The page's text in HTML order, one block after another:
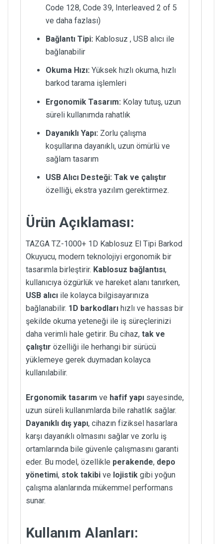
Code 128, Code 39, Interleaved 2 of 5
ve daha fazlası)
Bağlantı Tipi: Kablosuz , USB alıcı ile
bağlanabilir
Okuma Hızı: Yüksek hızlı okuma, hızlı
barkod tarama işlemleri
Ergonomik Tasarım: Kolay tutuş, uzun
süreli kullanımda rahatlık
Dayanıklı Yapı: Zorlu çalışma
koşullarına dayanıklı, uzun ömürlü ve
sağlam tasarım
USB Alıcı Desteği: Tak ve çalıştır
özelliği, ekstra yazılım gerektirmez.
Ürün Açıklaması:
TAZGA TZ-1000+ 1D Kablosuz El Tipi Barkod
Okuyucu, modern teknolojiyi ergonomik bir
tasarımla birleştirir. Kablosuz bağlantısı,
kullanıcıya özgürlük ve hareket alanı tanırken,
USB alıcı ile kolayca bilgisayarınıza
bağlanabilir. 1D barkodları hızlı ve hassas bir
şekilde okuma yeteneği ile iş süreçlerinizi
daha verimli hale getirir. Bu cihaz, tak ve
çalıştır özelliği ile herhangi bir sürücü
yüklemeye gerek duymadan kolayca
kullanılabilir.
Ergonomik tasarım ve hafif yapı sayesinde,
uzun süreli kullanımlarda bile rahatlık sağlar.
Dayanıklı dış yapı, cihazın fiziksel hasarlara
karşı dayanıklı olmasını sağlar ve zorlu iş
ortamlarında bile güvenle çalışmasını garanti
eder. Bu model, özellikle perakende, depo
yönetimi, stok takibi ve lojistik gibi yoğun
çalışma alanlarında mükemmel performans
sunar.
Kullanım Alanları: